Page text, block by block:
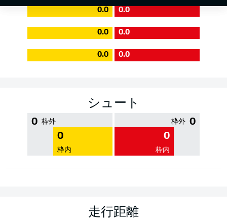
0.0 0.0
0.0 0.0
0.0 0.0
シュート
0 枠外
0
枠内
0
枠外
0
枠内
走行距離